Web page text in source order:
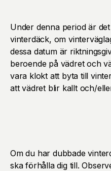
Under denna period är
vinterdäck, om
dessa datum är
beroende på vädret och
vara klokt att byta till
att vädret blir kallt och/
Om du har dubbade
ska förhålla dig till.